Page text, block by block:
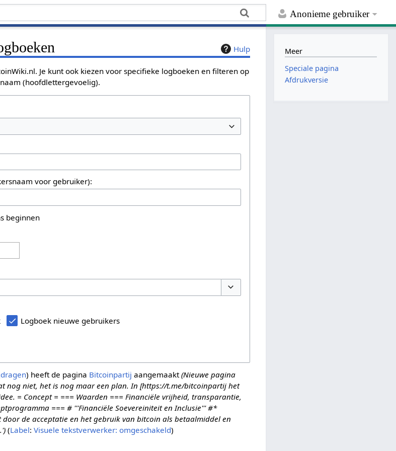
Anonieme gebruiker
Hulp
Je kunt ook kiezen voor specifieke logboeken en filteren op
(hoofdlettergevoelig).
voor gebruiker):
beginnen
Logboek nieuwe gebruikers
heeft de pagina Bitcoinpartij aangemaakt(Nieuwe pagina
nog niet, het is nog maar een plan. In [https://t.me/bitcoinpartij het
= Concept = === Waarden === Financiële vrijheid, transparantie,
=== # '''Financiële Soevereiniteit en Inclusie''' #*
de acceptatie en het gebruik van bitcoin als betaalmiddel en
Label: Visuele tekstverwerker: omgeschakeld
Meer
Speciale pagina
Afdrukversie